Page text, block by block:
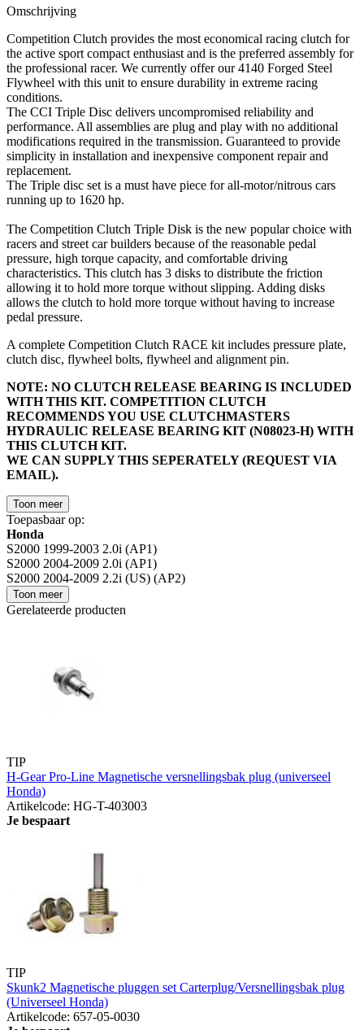
Omschrijving
Competition Clutch provides the most economical racing clutch for
the active sport compact enthusiast and is the preferred assembly for
the professional racer. We currently offer our 4140 Forged Steel
Flywheel with this unit to ensure durability in extreme racing
conditions.
The CCI Triple Disc delivers uncompromised reliability and
performance. All assemblies are plug and play with no additional
modifications required in the transmission. Guaranteed to provide
simplicity in installation and inexpensive component repair and
replacement.
The Triple disc set is a must have piece for all-motor/nitrous cars
running up to 1620 hp.
The Competition Clutch Triple Disk is the new popular choice with
racers and street car builders because of the reasonable pedal
pressure, high torque capacity, and comfortable driving
characteristics. This clutch has 3 disks to distribute the friction
allowing it to hold more torque without slipping. Adding disks
allows the clutch to hold more torque without having to increase
pedal pressure.
A complete Competition Clutch RACE kit includes pressure plate,
clutch disc, flywheel bolts, flywheel and alignment pin.
NOTE: NO CLUTCH RELEASE BEARING IS INCLUDED
WITH THIS KIT. COMPETITION CLUTCH
RECOMMENDS YOU USE CLUTCHMASTERS
HYDRAULIC RELEASE BEARING KIT (N08023-H) WITH
THIS CLUTCH KIT.
WE CAN SUPPLY THIS SEPERATELY (REQUEST VIA
EMAIL).
Toon meer
Toepasbaar op:
Honda
S2000 1999-2003 2.0i (AP1)
S2000 2004-2009 2.0i (AP1)
S2000 2004-2009 2.2i (US) (AP2)
Toon meer
Gerelateerde producten
TIP
H-Gear Pro-Line Magnetische versnellingsbak plug (universeel
Honda)
Artikelcode: HG-T-403003
Je bespaart
TIP
Skunk2 Magnetische pluggen set Carterplug/Versnellingsbak plug
(Universeel Honda)
Artikelcode: 657-05-0030